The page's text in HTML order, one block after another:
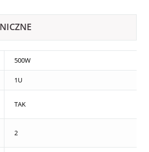
500W
1U
TAK
2